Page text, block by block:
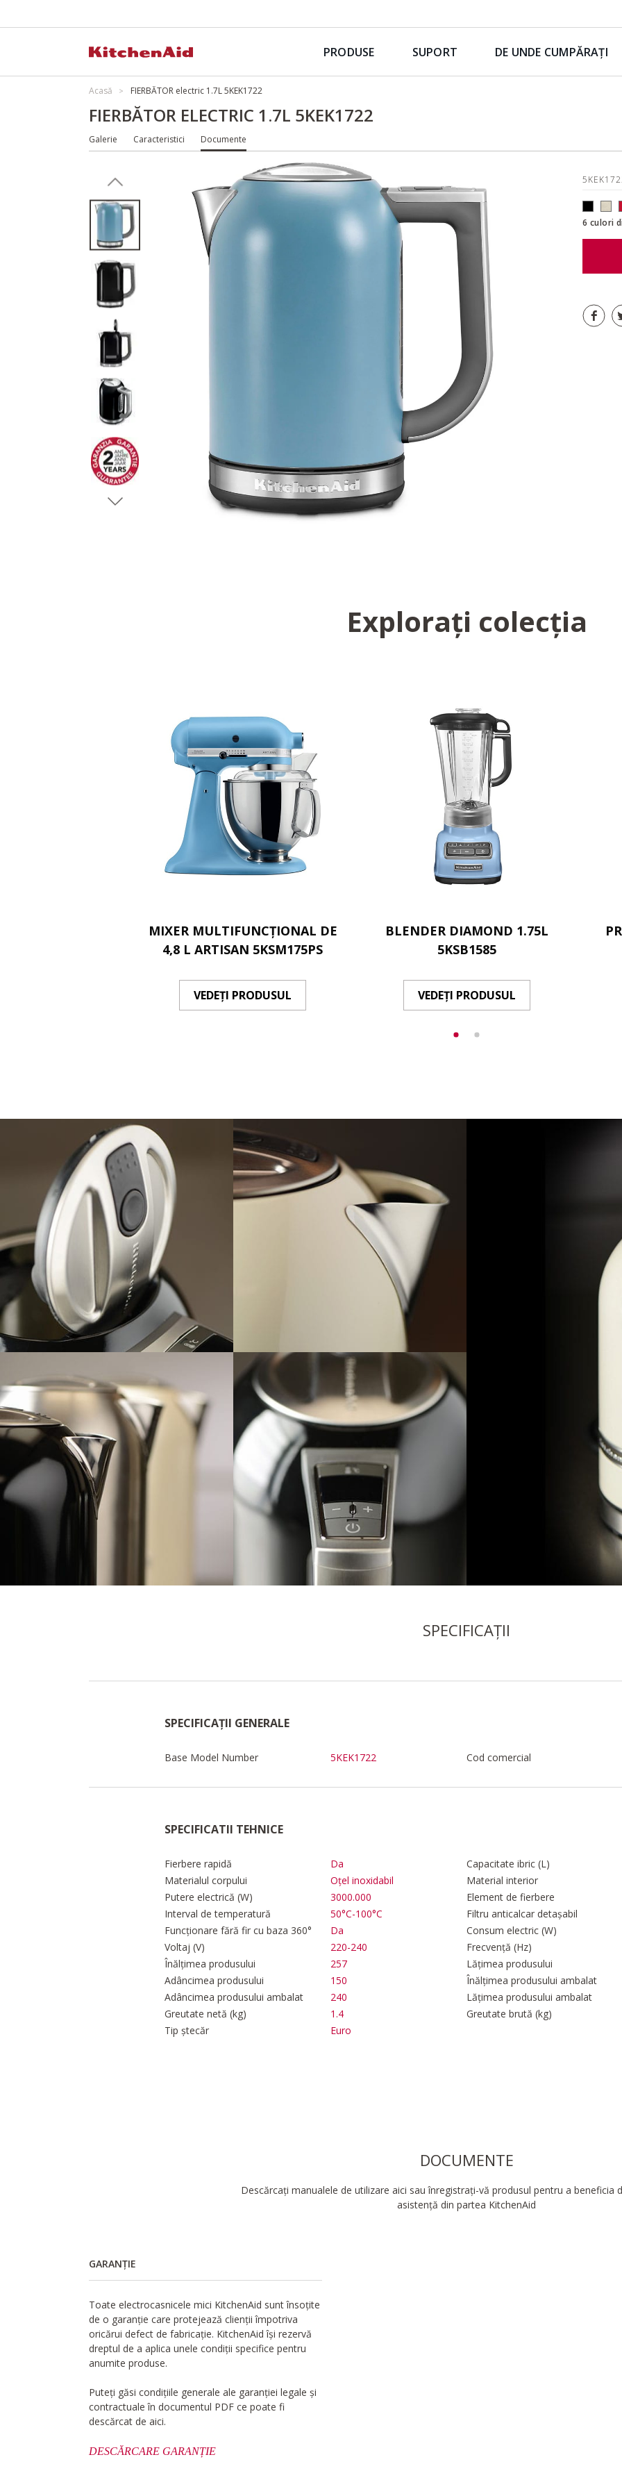
PRODUSE SUPORT DE UNDE CUMPĂRAȚI
Acasă FIERBĂTOR electric 1.7L 5KEK1722
FIERBĂTOR ELECTRIC 1.7L 5KEK1722
Galerie Caracteristici Documente
6 culori
Explorați colecția
MIXER MULTIFUNCȚIONAL DE
4,8 L ARTISAN 5KSM175PS
VEDEȚI PRODUSUL
BLENDER DIAMOND 1.75L
5KSB1585
VEDEȚI PRODUSUL
SPECIFICAȚII
SPECIFICAȚII GENERALE
Base Model Number 5KEK1722 Cod comercial
SPECIFICATII TEHNICE
Fierbere rapidă Da Capacitate ibric (L)
Materialul corpului
Oțel inoxidabil Material interior
Putere electrică (W)
3000.000 Element de fierbere
Interval de temperatură
50°C-100°C Filtru anticalcar detașabil
Funcționare fără fir cu baza 360°
Da Consum electric (W)
Voltaj (V)
220-240 Frecvență (Hz)
Înălțimea produsului
257 Lățimea produsului
Adâncimea produsului
150 Înălțimea produsului ambalat
Adâncimea produsului ambalat
240 Lățimea produsului ambalat
Greutate netă (kg)
1.4 Greutate brută (kg)
Tip ștecăr
Euro
DOCUMENTE
Descărcați manualele de utilizare aici sau înregistrați-vă produsul pentru a beneficia
asistență din partea KitchenAid
GARANȚIE
Toate electrocasnicele mici KitchenAid sunt însoțite
de o garanție care protejează clienții împotriva
oricărui defect de fabricație. KitchenAid își rezervă
dreptul de a aplica unele condiții specifice pentru
anumite produse.
Puteți găsi condițiile generale ale garanției legale și
contractuale în documentul PDF ce poate fi
descărcat de aici.
DESCĂRCARE GARANȚIE